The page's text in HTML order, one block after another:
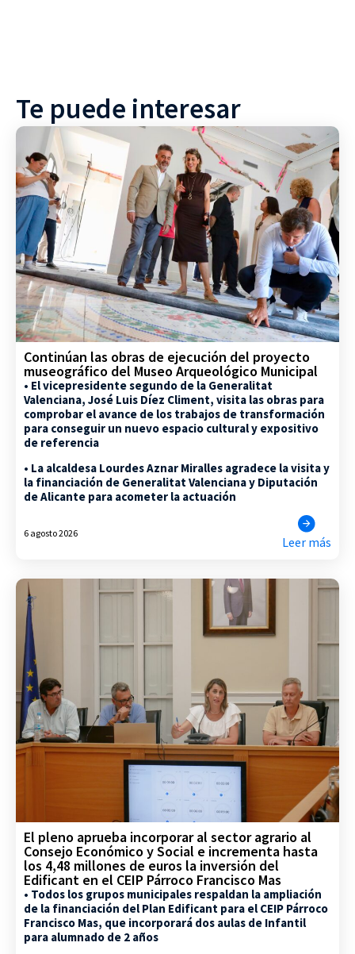
Te puede interesar
Continúan las obras de ejecución del proyecto
museográfico del Museo Arqueológico Municipal
• El vicepresidente segundo de la Generalitat
Valenciana, José Luis Díez Climent, visita las obras para
comprobar el avance de los trabajos de transformación
para conseguir un nuevo espacio cultural y expositivo
de referencia
• La alcaldesa Lourdes Aznar Miralles agradece la visita y
la financiación de Generalitat Valenciana y Diputación
de Alicante para acometer la actuación
6 agosto 2026
Leer más
El pleno aprueba incorporar al sector agrario al
Consejo Económico y Social e incrementa hasta
los 4,48 millones de euros la inversión del
Edificant en el CEIP Párroco Francisco Mas
• Todos los grupos municipales respaldan la ampliación
de la financiación del Plan Edificant para el CEIP Párroco
Francisco Mas, que incorporará dos aulas de Infantil
para alumnado de 2 años